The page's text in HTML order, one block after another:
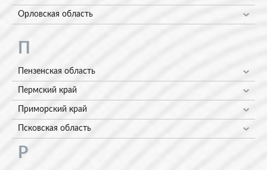
Орловская область
П
Пензенская область
Пермский край
Приморский край
Псковская область
Р